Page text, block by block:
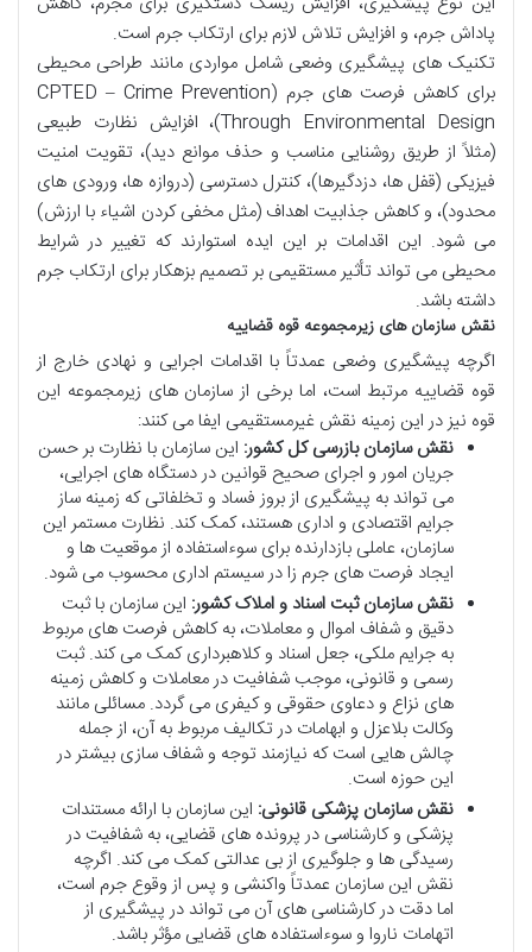
پاداش جرم، و افزایش تلاش لازم برای ارتکاب جرم است.
تکنیک های پیشگیری وضعی شامل مواردی مانند طراحی محیطی
برای کاهش فرصت های جرم (CPTED – Crime Prevention
Through Environmental Design)، افزایش نظارت طبیعی
(مثلاً از طریق روشنایی مناسب و حذف موانع دید)، تقویت امنیت
فیزیکی (قفل ها، دزدگیرها)، کنترل دسترسی (دروازه ها، ورودی های
محدود)، و کاهش جذابیت اهداف (مثل مخفی کردن اشیاء با ارزش)
می شود. این اقدامات بر این ایده استوارند که تغییر در شرایط
محیطی می تواند تأثیر مستقیمی بر تصمیم بزهکار برای ارتکاب جرم
داشته باشد.
نقش سازمان های زیرمجموعه قوه قضاییه
اگرچه پیشگیری وضعی عمدتاً با اقدامات اجرایی و نهادی خارج از
قوه قضاییه مرتبط است، اما برخی از سازمان های زیرمجموعه این
قوه نیز در این زمینه نقش غیرمستقیمی ایفا می کنند:
نقش سازمان بازرسی کل کشور: این سازمان با نظارت بر حسن
جریان امور و اجرای صحیح قوانین در دستگاه های اجرایی،
می تواند به پیشگیری از بروز فساد و تخلفاتی که زمینه ساز
جرایم اقتصادی و اداری هستند، کمک کند. نظارت مستمر این
سازمان، عاملی بازدارنده برای سوءاستفاده از موقعیت ها و
ایجاد فرصت های جرم زا در سیستم اداری محسوب می شود.
نقش سازمان ثبت اسناد و املاک کشور: این سازمان با ثبت
دقیق و شفاف اموال و معاملات، به کاهش فرصت های مربوط
به جرایم ملکی، جعل اسناد و کلاهبرداری کمک می کند. ثبت
رسمی و قانونی، موجب شفافیت در معاملات و کاهش زمینه
های نزاع و دعاوی حقوقی و کیفری می گردد. مسائلی مانند
وکالت بلاعزل و ابهامات در تکالیف مربوط به آن، از جمله
چالش هایی است که نیازمند توجه و شفاف سازی بیشتر در
این حوزه است.
نقش سازمان پزشکی قانونی: این سازمان با ارائه مستندات
پزشکی و کارشناسی در پرونده های قضایی، به شفافیت در
رسیدگی ها و جلوگیری از بی عدالتی کمک می کند. اگرچه
نقش این سازمان عمدتاً واکنشی و پس از وقوع جرم است،
اما دقت در کارشناسی های آن می تواند در پیشگیری از
اتهامات ناروا و سوءاستفاده های قضایی مؤثر باشد.